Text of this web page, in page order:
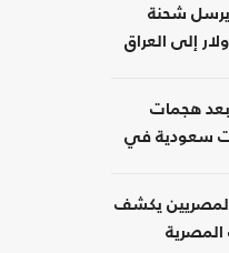
يرسل شحنة
إلى العراق
بعد هجمات
سعودية في
المصريين يكشف
المصرية